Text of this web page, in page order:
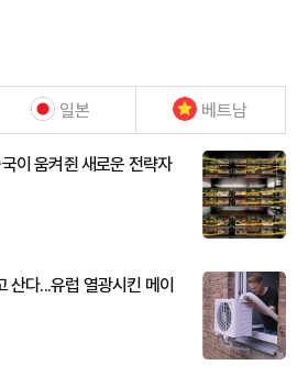
일본 베트남
이 움켜쥔 새로운 전략자
산다...유럽 열광시킨 메이